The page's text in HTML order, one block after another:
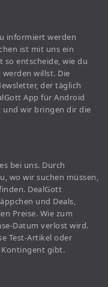
informiert werden
ist mit uns ein
so entscheide, wie du
willst. Die
der täglich
App für Android
und wir bringen dir die
bei uns. Durch
wo wir suchen müssen,
DealGott
und Deals,
Preise. Wie zum
Datum verlost wird.
Test-Artikel oder
Kontingent gibt.